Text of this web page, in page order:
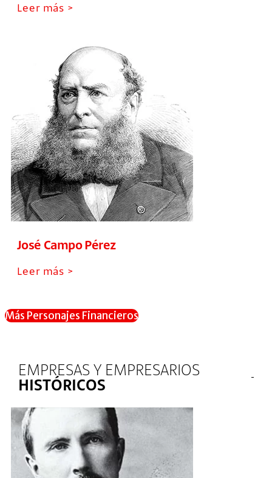
Leer más >
José Campo Pérez
Leer más >
Más Personajes Financieros
EMPRESAS Y EMPRESARIOS
HISTÓRICOS